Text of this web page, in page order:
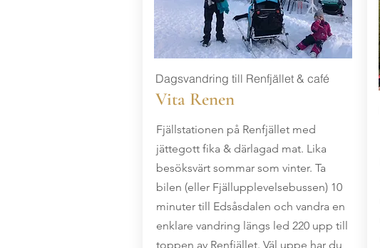
Dagsvandring till Renfjället & café
Vita Renen
Fjällstationen på Renfjället med
jättegott fika & därlagad mat. Lika
besöksvärt sommar som vinter. Ta
bilen (eller Fjällupplevelsebussen) 10
minuter till Edsåsdalen och vandra en
enklare vandring längs led 220 upp till
toppen av Renfjället. Väl uppe har du